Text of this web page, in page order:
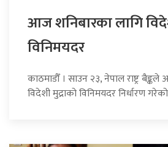
आज शनिबारका लागि
विनिमयदर
काठमाडौँ । साउन २३, नेपाल राष्ट्र
विदेशी मुद्राको विनिमयदर निर्धारण गरेको